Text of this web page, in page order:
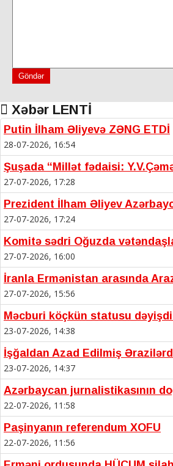
Göndər
Xəbər LENTİ
Putin İlham Əliyevə ZƏNG ETDİ
28-07-2026, 16:54
Şuşada “Millət fədaisi:
27-07-2026, 17:28
Prezident İlham Əliyev
27-07-2026, 17:24
Komitə sədri Oğuzda
27-07-2026, 16:00
İranla Ermənistan arasında
27-07-2026, 15:56
Məcburi köçkün statusu
23-07-2026, 14:38
İşğaldan Azad Edilmiş
23-07-2026, 14:37
Azərbaycan jurnalistikasının
22-07-2026, 11:58
Paşinyanın referendum XOFU
22-07-2026, 11:56